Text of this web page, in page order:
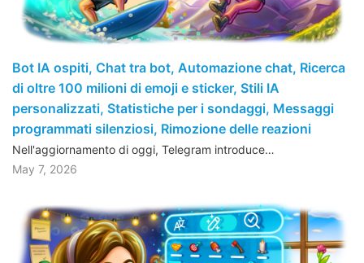
Bot IA ospiti, Chat tra bot, Automazione chat, Ricerca
di oltre 100 milioni di emoji e sticker, Stili IA
personalizzati, Statistiche per i sondaggi, Messaggi
programmati silenziosi, Rimozione delle reazioni
Nell'aggiornamento di oggi, Telegram introduce…
May 7, 2026